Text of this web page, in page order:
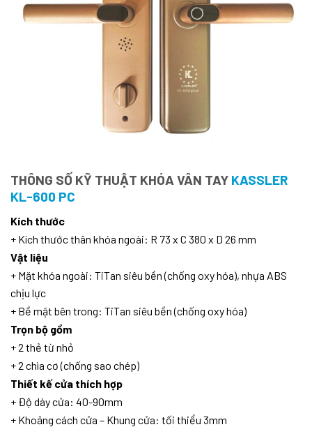
THÔNG SỐ KỸ THUẬT KHÓA VÂN TAY KASSLER
KL-600 PC
Kích thước
+ Kích thước thân khóa ngoài: R 73 x C 380 x D 26 mm
Vật liệu
+ Mặt khóa ngoài: TiTan siêu bền (chống oxy hóa), nhựa ABS
chịu lực
+ Bề mặt bên trong: TiTan siêu bền (chống oxy hóa)
Trọn bộ gồm
+ 2 thẻ từ nhỏ
+ 2 chìa cơ (chống sao chép)
Thiết kế cửa thích hợp
+ Độ dày cửa: 40-90mm
+ Khoảng cách cửa – Khung cửa: tối thiểu 3mm